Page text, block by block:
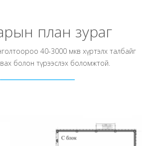
план зураг
40-3000 мкв хүртэлх талбайг
болон түрээслэх боломжтой.